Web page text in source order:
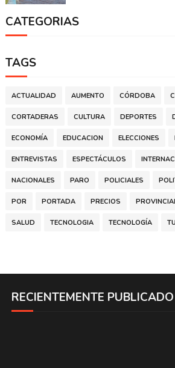
CATEGORIAS
TAGS
ACTUALIDAD AUMENTO CÓRDOBA
CORTADERAS CULTURA DEPORTES
ECONOMÍA EDUCACION ELECCIONES
ENTREVISTAS ESPECTÁCULOS
NACIONALES PARO POLICIALES
POR PORTADA PRECIOS
SALUD TECNOLOGIA TECNOLOGÍA
RECIENTEMENTE PUBLICADO